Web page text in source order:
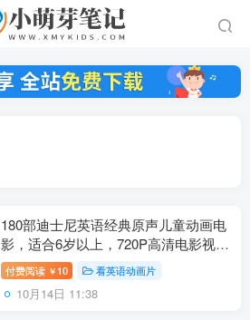
180部迪士尼英语经典原声儿童动画电
影，适合6岁以上，720P高清电影视频
带中英文字幕，百度云网盘下载
付费阅读 ￥ 10 看英语动画片
10月14日 11:38